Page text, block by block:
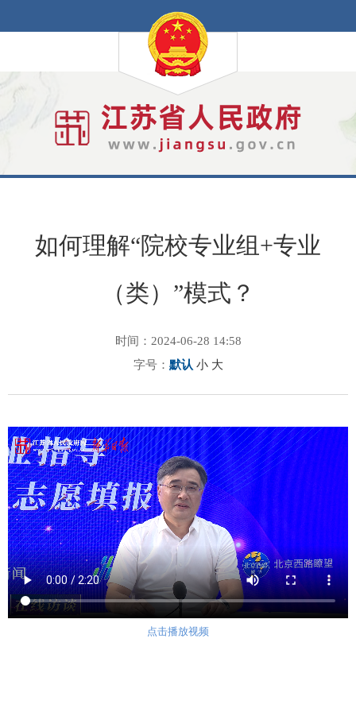
如何理解“院校专业组+专业
（类）”模式？
时间：2024-06-28 14:58
字号： 默认 小 大
点击播放视频